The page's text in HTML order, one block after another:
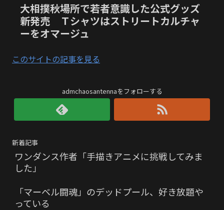
大相撲秋場所で若者意識した公式グッズ
新発売 Ｔシャツはストリートカルチャ
ーをオマージュ
このサイトの記事を見る
admchaosantennaをフォローする
新着記事
ワンダンス作者「手描きアニメに挑戦してみま
した」
「マーベル闘魂」のデッドプール、好き放題や
っている